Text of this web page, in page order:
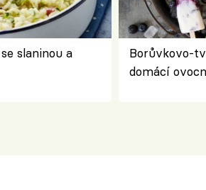
slaninou a
Borůvkovo-
domácí